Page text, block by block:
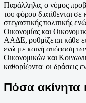
Παράλληλα, ο νόμος
του φόρου διατίθενται σε
στεγαστικής πολιτικής
Οικονομίας και
ΑΑΔΕ, ρυθμίζεται κάθε
ενώ με κοινή απόφαση
Οικονομικών και
καθορίζονται οι δράσεις
Πόσα ακίνητα